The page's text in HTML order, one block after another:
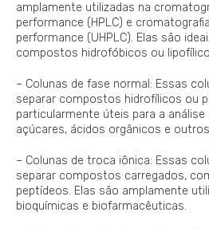
amplamente utilizadas na
performance (HPLC) e
performance (UHPLC). Elas são
compostos hidrofóbicos ou
– Colunas de fase normal: Essas
separar compostos hidrofílicos ou
particularmente úteis para a análise
açúcares, ácidos orgânicos e
– Colunas de troca iônica: Essas
separar compostos carregados,
peptídeos. Elas são amplamente
bioquímicas e biofarmacêuticas.